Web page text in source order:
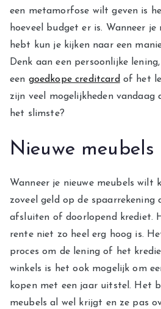
een metamorfose wilt geven is
hoeveel budget er is. Wanneer
hebt kun je kijken naar een
Denk aan een persoonlijke
een goedkope creditcard of het
zijn veel mogelijkheden vandaag
het slimste?
Nieuwe meubels
Wanneer je nieuwe meubels wilt
zoveel geld op de spaarrekening
afsluiten of doorlopend krediet.
rente niet zo heel erg hoog is.
proces om de lening of het
winkels is het ook mogelijk om
kopen met een jaar uitstel. Het
meubels al wel krijgt en ze pas